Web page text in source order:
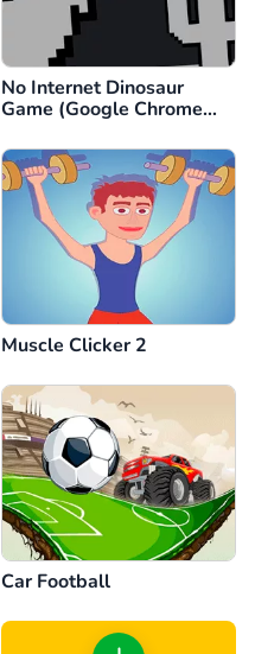
No Internet Dinosaur
Game (Google Chrome
Muscle Clicker 2
Car Football